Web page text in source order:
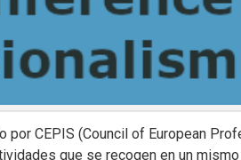
por CEPIS (Council of European
que se recogen en un mismo